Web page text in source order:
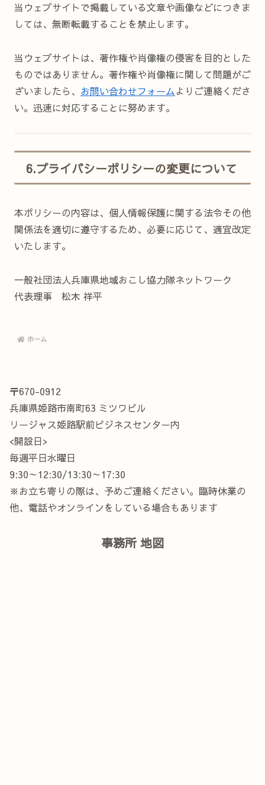
当ウェブサイトで掲載している文章や画像などにつきま
しては、無断転載することを禁止します。
当ウェブサイトは、著作権や肖像権の侵害を目的とした
ものではありません。著作権や肖像権に関して問題がご
ざいましたら、 お問い合わせフォーム よりご連絡くださ
い。迅速に対応することに努めます。
6.プライバシーポリシーの変更について
本ポリシーの内容は、個人情報保護に関する法令その他
関係法を適切に遵守するため、必要に応じて、適宜改定
いたします。
一般社団法人兵庫県地域おこし協力隊ネットワーク
代表理事 松木 祥平
ホーム
〒670-0912
兵庫県姫路市南町63 ミツワビル
リージャス姫路駅前ビジネスセンター内
<開設日>
毎週平日水曜日
9:30～12:30/13:30～17:30
※お立ち寄りの際は、予めご連絡ください。臨時休業の
他、電話やオンラインをしている場合もあります
事務所 地図